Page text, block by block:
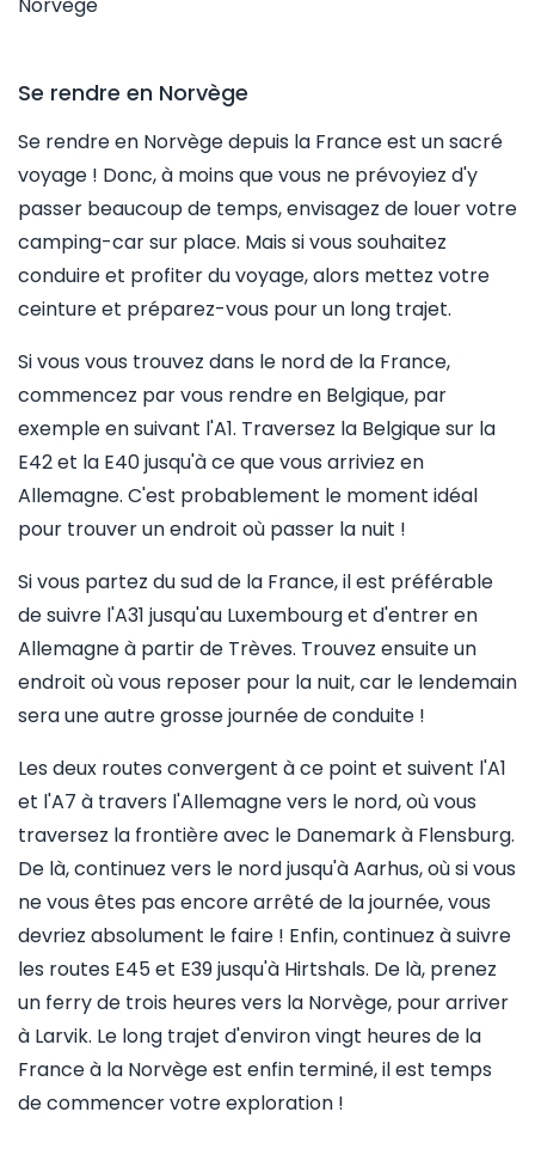
Se rendre en Norvège
Se rendre en Norvège depuis la France est un sacré
voyage ! Donc, à moins que vous ne prévoyiez d'y
passer beaucoup de temps, envisagez de louer votre
camping-car sur place. Mais si vous souhaitez
conduire et profiter du voyage, alors mettez votre
ceinture et préparez-vous pour un long trajet.
Si vous vous trouvez dans le nord de la France,
commencez par vous rendre en Belgique, par
exemple en suivant l'A1. Traversez la Belgique sur la
E42 et la E40 jusqu'à ce que vous arriviez en
Allemagne. C'est probablement le moment idéal
pour trouver un endroit où passer la nuit !
Si vous partez du sud de la France, il est préférable
de suivre l'A31 jusqu'au Luxembourg et d'entrer en
Allemagne à partir de Trèves. Trouvez ensuite un
endroit où vous reposer pour la nuit, car le lendemain
sera une autre grosse journée de conduite !
Les deux routes convergent à ce point et suivent l'A1
et l'A7 à travers l'Allemagne vers le nord, où vous
traversez la frontière avec le Danemark à Flensburg.
De là, continuez vers le nord jusqu'à Aarhus, où si vous
ne vous êtes pas encore arrêté de la journée, vous
devriez absolument le faire ! Enfin, continuez à suivre
les routes E45 et E39 jusqu'à Hirtshals. De là, prenez
un ferry de trois heures vers la Norvège, pour arriver
à Larvik. Le long trajet d'environ vingt heures de la
France à la Norvège est enfin terminé, il est temps
de commencer votre exploration !